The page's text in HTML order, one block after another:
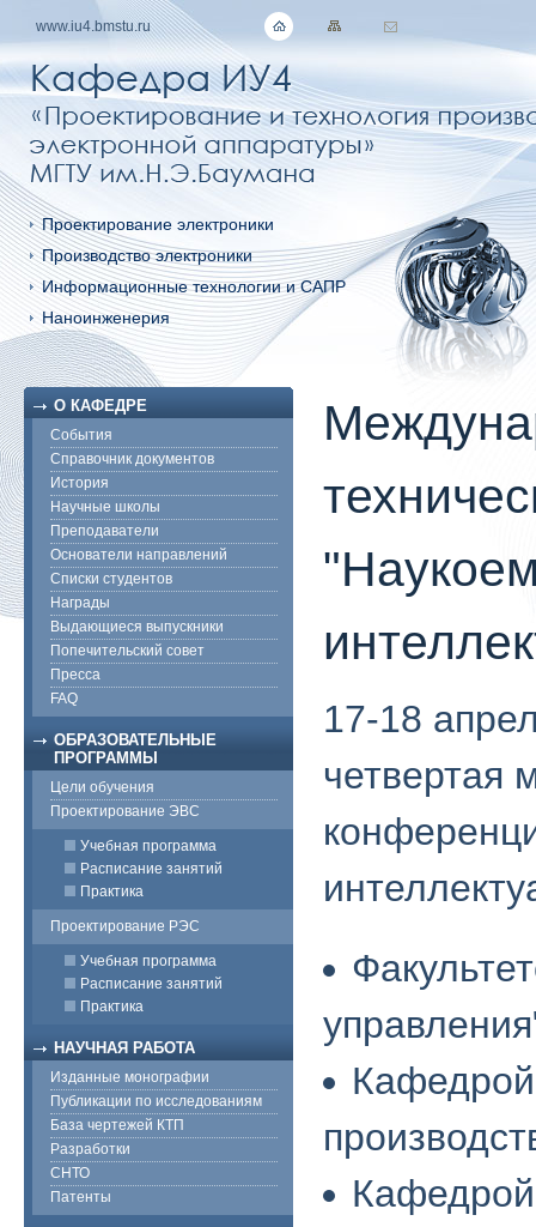
www.iu4.bmstu.ru
Проектирование электроники
Производство электроники
Информационные технологии и САПР
Наноинженерия
О КАФЕДРЕ
События
Справочник документов
История
Научные школы
Преподаватели
Основатели направлений
Списки студентов
Награды
Выдающиеся выпускники
Попечительский совет
Пресса
FAQ
ОБРАЗОВАТЕЛЬНЫЕ
ПРОГРАММЫ
Цели обучения
Проектирование ЭВС
Учебная программа
Расписание занятий
Практика
Проектирование РЭС
Учебная программа
Расписание занятий
Практика
НАУЧНАЯ РАБОТА
Изданные монографии
Публикации по исследованиям
База чертежей КТП
Разработки
СНТО
Патенты
17-18
четвертая
Кафедрой